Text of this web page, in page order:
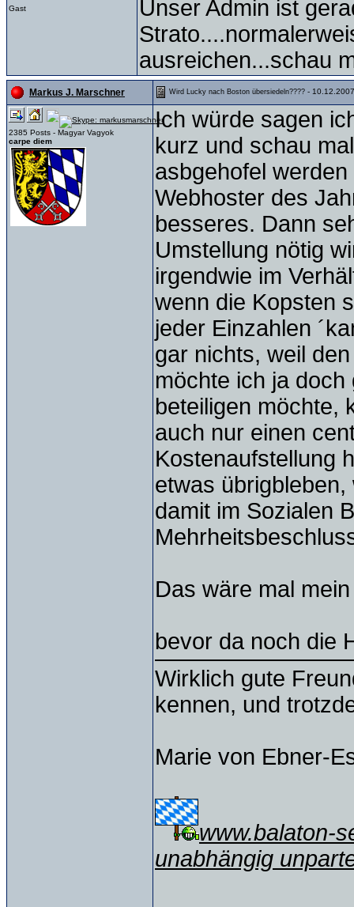
Gast
Unser Admin ist
ausreichen...schau
Markus J. Marschner Wird Lucky nach Boston übersiedeln???? -
2385 Posts - Magyar Vagyok
carpe diem
Ich würde sagen
kurz und schau
asbgehofel
Webhoster des
besseres. Dann
Umstellung nötig
irgendwie im
wenn die Kopsten
jeder Einzahlen
gar nichts, weil
möchte ich ja
beteiligen möchte,
auch nur einen
Kostenaufstellung
etwas
damit im Sozialen
Das wäre mal
bevor da noch die
Wirklich gute
kennen, und
Marie von Ebner-
www.balaton-
unabhängig